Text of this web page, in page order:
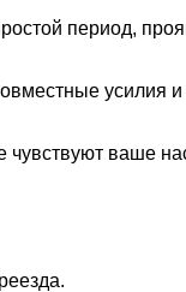
период,
усилия
ваше